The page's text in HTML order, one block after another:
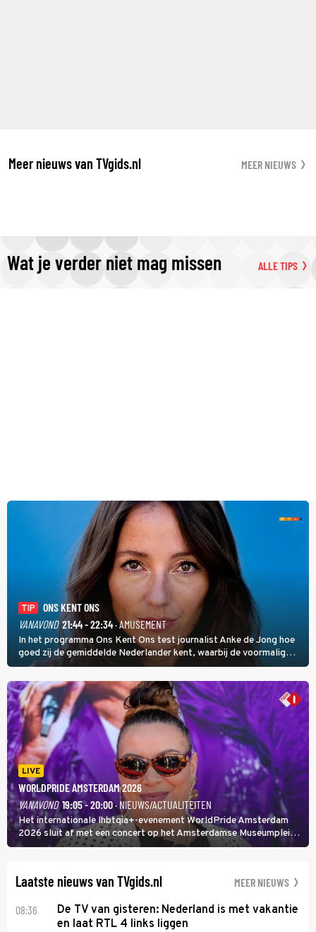
Meer nieuws van TVgids.nl MEER NIEUWS
Wat je verder niet mag missen ALLE TIPS
TIP
ONS KENT ONS
VANAVOND 21:44 - 22:34· AMUSEMENT
In het programma Ons Kent Ons test journalist Anke de Jong hoe
goed zij de gemiddelde Nederlander kent, waarbij de voormalig
hoofdredacteur van modebladen Glamour en Elle het samen met
rapper Keizer opneemt tegen Edson da Graça en Marc-Marie
Huijbregts.
LIVE
WORLDPRIDE AMSTERDAM 2026
VANAVOND 19:05 - 20:00· NIEUWS/ACTUALITEITEN
Het internationale lhbtqia+-evenement WorldPride Amsterdam
2026 sluit af met een concert op het Amsterdamse Museumplein.
Anita Doth is een van de optredende artiesten. In de jaren 90
Laatste nieuws van TVgids.nl MEER NIEUWS
08:36
De TV van gisteren: Nederland is met vakantie
en laat RTL 4 links liggen